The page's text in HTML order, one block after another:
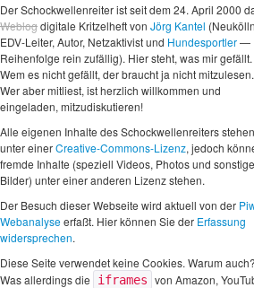
Der Schockwellenreiter ist seit dem 24. April 2000
Weblogdigitale Kritzelheft von Jörg Kantel
EDV-Leiter, Autor, Netzaktivist und Hundesportler—
Reihenfolge rein zufällig). Hier steht, was mir gefällt.
Wem es nicht gefällt, der braucht ja nicht mitzulesen.
Wer aber mitliest, ist herzlich willkommen und
eingeladen, mitzudiskutieren!
Alle eigenen Inhalte des Schockwellenreiters stehen
unter einerCreative-Commons-Lizenz, jedoch
fremde Inhalte (speziell Videos, Photos und sonstige
Bilder) unter einer anderen Lizenz stehen.
Der Besuch dieser Webseite wird aktuell von der
Webanalyseerfaßt. Hier können Sie der Erfassung
widersprechen.
Diese Seite verwendet keine Cookies. Warum auch?
Was allerdings die
iframes von Amazon,